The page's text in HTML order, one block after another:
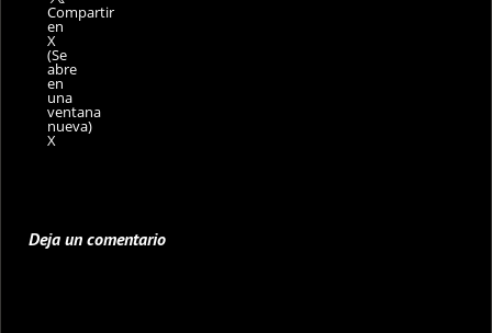
Compartir
en
X
(Se
abre
en
una
ventana
nueva)
X
Deja un comentario